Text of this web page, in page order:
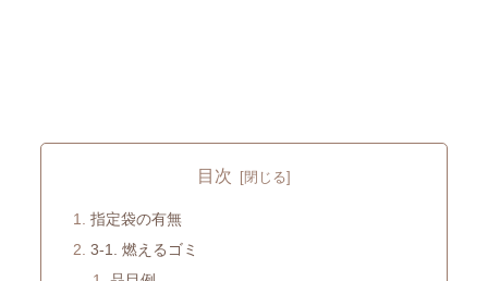
目次
指定袋の有無
3-1. 燃えるゴミ